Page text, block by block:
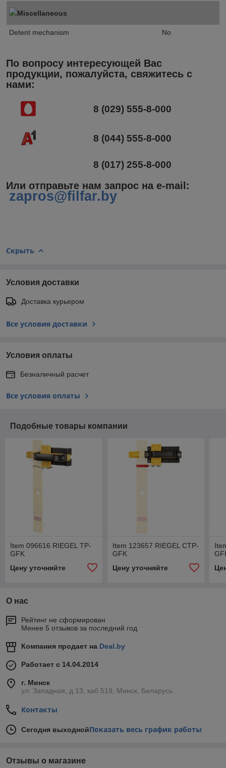
Miscellaneous
Detent mechanism No
По вопросу интересующей Вас
продукции, пожалуйста, свяжитесь с
нами:
8 (029) 555-8-000
8 (044) 555-8-000
8 (017) 255-8-000
Или отправьте нам запрос на e-mail :
zapros@filfar.by
Скрыть
Условия доставки
Доставка курьером
Все условия доставки
Условия оплаты
Безналичный расчет
Все условия оплаты
Подобные товары компании
Item 096616 RIEGEL TP-
GFK
Цену уточняйте
Item 123657 RIEGEL CTP-
GFK
Цену уточняйте
О нас
Рейтинг не сформирован
Менее 5 отзывов за последний год
Компания продает на Deal.by
Работает с 14.04.2014
г. Минск
ул. Западная, д.13, каб.519, Минск, Беларусь
Контакты
Сегодня выходнойПоказать весь график работы
Отзывы о магазине